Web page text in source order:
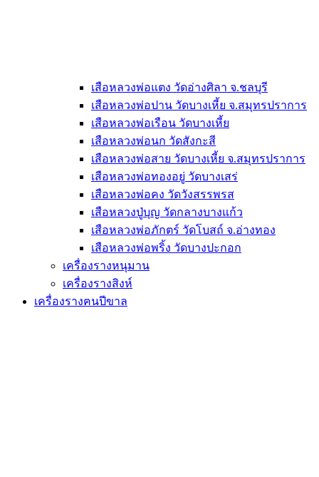
เสือหลวงพ่อแตง วัดอ่างศิลา จ.ชลบุรี
เสือหลวงพ่อปาน วัดบางเหี้ย จ.สมุทรปราการ
เสือหลวงพ่อเรือน วัดบางเหี้ย
เสือหลวงพ่อนก วัดสังกะสี
เสือหลวงพ่อสาย วัดบางเหี้ย จ.สมุทรปราการ
เสือหลวงพ่อทองอยู่ วัดบางเสร่
เสือหลวงพ่อคง วัดวังสรรพรส
เสือหลวงปู่บุญ วัดกลางบางแก้ว
เสือหลวงพ่อภักตร์ วัดโบสถ์ จ.อ่างทอง
เสือหลวงพ่อพริ้ง วัดบางปะกอก
เครื่องรางหนุมาน
เครื่องรางสิงห์
เครื่องรางฅนปีขาล